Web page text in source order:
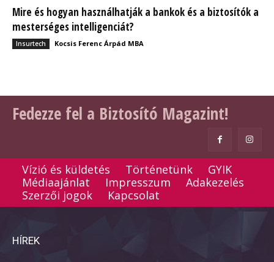
Mire és hogyan használhatják a bankok és a biztosítók a
mesterséges intelligenciát?
Insurtech Kocsis Ferenc Árpád MBA
Fedezze fel a Biztosító Magazint!
Vízió és küldetés Történetünk
GYIK
Médiaajánlat
Impresszum
Adakezelés
Szerzői jogok
Kapcsolat
HÍREK